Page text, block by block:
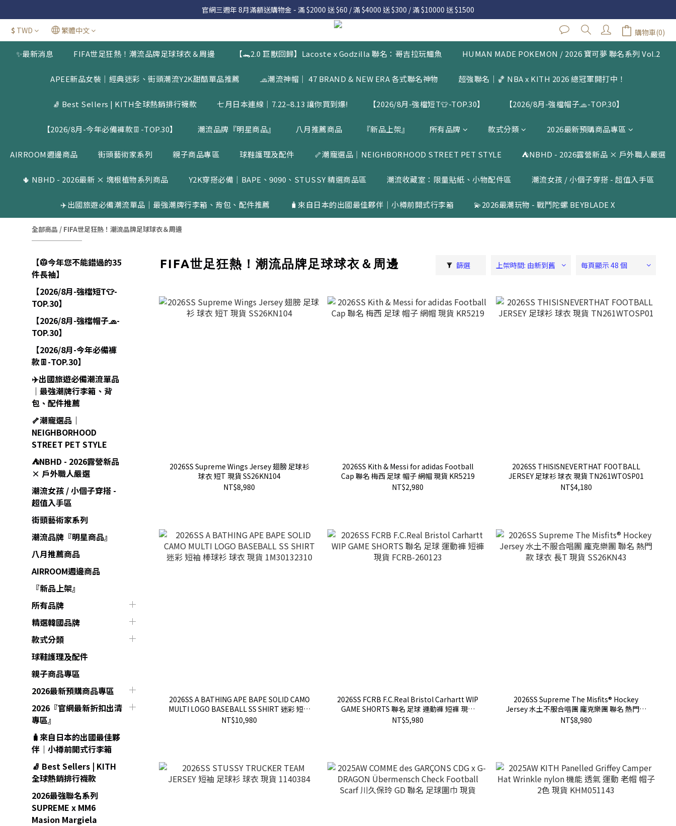
官網三週年 8月滿額送購物金 - 滿 $2000 送 $60 / 滿 $4000 送 $300 / 滿 $10000 送 $1500
官網三週年 8月滿額送購物金 - 滿 $2000 送 $60 / 滿 $4000 送 $300 / 滿 $10000 送 $1500
7.22 – 8.13 日本連線中，絕對讓你買到爆
新加入會員享有 $50購物金  |  消費滿$5000即可免運  |  會員好康制度請詳閱公告
$ TWD 繁體中文 購物車(0)
✨最新消息 FIFA世足狂熱！潮流品牌足球球衣＆周邊 【🐊2.0 巨獸回歸】Lacoste x Godzilla 聯名：哥吉拉玩鱷魚 HUMAN MADE POKEMON / 2026 寶可夢 聯名系列 Vol.2
APEE新品女裝｜經典迷彩、街頭潮流Y2K甜酷單品推薦 🧢潮流神帽｜ 47 BRAND & NEW ERA 各式聯名神物 超強聯名｜🏀 NBA x KITH 2026 總冠軍開打中！
🧦 Best Sellers | KITH全球熱銷排行襪款 七月日本連線｜7.22–8.13 讓你買到爆! 【2026/8月-強檔短T👕-TOP.30】 【2026/8月-強檔帽子🧢-TOP.30】
【2026/8月-今年必備褲款👖-TOP.30】 潮流品牌『明星商品』 八月推薦商品 『新品上架』 所有品牌 款式分類 2026最新預購商品專區
AIRROOM週邊商品 街頭藝術家系列 親子商品專區 球鞋護理及配件 🦴潮寵選品｜NEIGHBORHOOD STREET PET STYLE ⛺️NBHD - 2026露營新品 × 戶外職人嚴選
🌵 NBHD - 2026最新 × 塊根植物系列商品 Y2K穿搭必備｜BAPE、9090、STUSSY 精選商品區 潮流收藏室：限量貼紙、小物配件區 潮流女孩 / 小個子穿搭 - 超值入手區
✈️出國旅遊必備潮流單品｜最強潮牌行李箱、背包、配件推薦 🧳來自日本的出國最佳夥伴｜小樽前開式行李箱 💫2026最潮玩物 - 戰鬥陀螺 BEYBLADE X
全部商品 / FIFA世足狂熱！潮流品牌足球球衣＆周邊
【🥼今年您不能錯過的35
件長袖】
【2026/8月-強檔短T👕-
TOP.30】
【2026/8月-強檔帽子🧢-
TOP.30】
【2026/8月-今年必備褲
款👖-TOP.30】
✈️出國旅遊必備潮流單品
｜最強潮牌行李箱、背
包、配件推薦
🦴潮寵選品｜
NEIGHBORHOOD
STREET PET STYLE
⛺️NBHD - 2026露營新品
× 戶外職人嚴選
潮流女孩 / 小個子穿搭 -
超值入手區
街頭藝術家系列
潮流品牌『明星商品』
八月推薦商品
AIRROOM週邊商品
『新品上架』
所有品牌
精選韓國品牌
款式分類
球鞋護理及配件
親子商品專區
2026最新預購商品專區
2026『官網最新折扣出清
專區』
🧳來自日本的出國最佳夥
伴｜小樽前開式行李箱
🧦 Best Sellers | KITH
全球熱銷排行襪款
2026最強聯名系列
SUPREME x MM6
Masion Margiela
FIFA世足狂熱！潮流品牌足球球衣＆周邊 篩選 上架時間: 由新到舊 每頁顯示 48 個
2026SS Supreme Wings Jersey 翅膀 足球衫
球衣 短T 現貨 SS26KN104
NT$8,980
2026SS Kith & Messi for adidas Football
Cap 聯名 梅西 足球 帽子 網帽 現貨 KR5219
NT$2,980
2026SS THISISNEVERTHAT FOOTBALL
JERSEY 足球衫 球衣 現貨 TN261WTOSP01
NT$4,180
2026SS A BATHING APE BAPE SOLID CAMO
MULTI LOGO BASEBALL SS SHIRT 迷彩 短袖
棒球衫 球衣 現貨 1M30132310
NT$10,980
2026SS FCRB F.C.Real Bristol Carhartt WIP
GAME SHORTS 聯名 足球 運動褲 短褲 現貨
FCRB-260123
NT$5,980
2026SS Supreme The Misfits® Hockey
Jersey 水土不服合唱團 龐克樂團 聯名 熱門款
球衣 長T 現貨 SS26KN43
NT$8,980